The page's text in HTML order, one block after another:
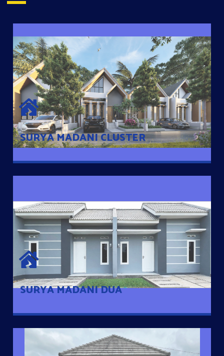
SURYA MADANI CLUSTER
SURYA MADANI CLUSTER
Desain Modern Minimalis dengan Konsep Rumah Pintar
Sehingga Memudahkan Penghuni mengakses rumahnya
dengan Ponsel
SURYA MADANI DUA
SURYA MADANI DUA
Satu-satunya Hunian nyaman dengan harga subsidi hanya 100
jutaan dengan lokasi strategis di Tuban